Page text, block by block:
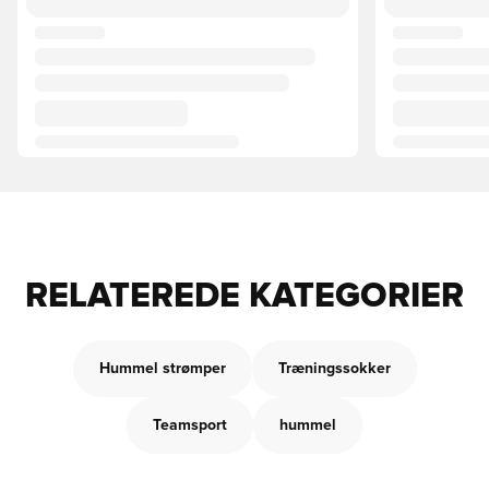
RELATEREDE KATEGORIER
Hummel strømper Træningssokker
Teamsport hummel